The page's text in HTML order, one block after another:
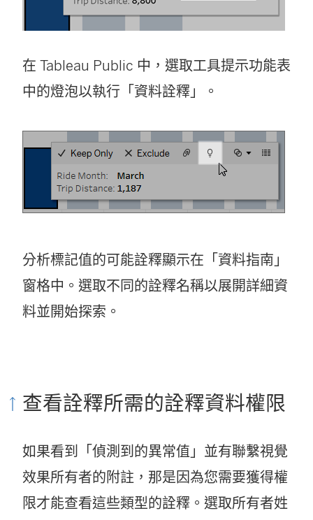
在 Tableau Public 中，選取工具提示功能表
中的燈泡以執行「資料詮釋」。
分析標記值的可能詮釋顯示在「資料指南」
窗格中。選取不同的詮釋名稱以展開詳細資
料並開始探索。
查看詮釋所需的詮釋資料權限
如果看到「偵測到的異常值」並有聯繫視覺
效果所有者的附註，那是因為您需要獲得權
限才能查看這些類型的詮釋。選取所有者姓